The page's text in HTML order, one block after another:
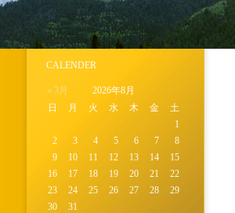
CALENDER
2026年8月
日
月 火 水 木 金 土
« 3月
1
2
3 4 5 6 7
8
9
10 11 12 13 14
15
16
17 18 19 20 21
22
23
24 25 26 27 28
29
30
31